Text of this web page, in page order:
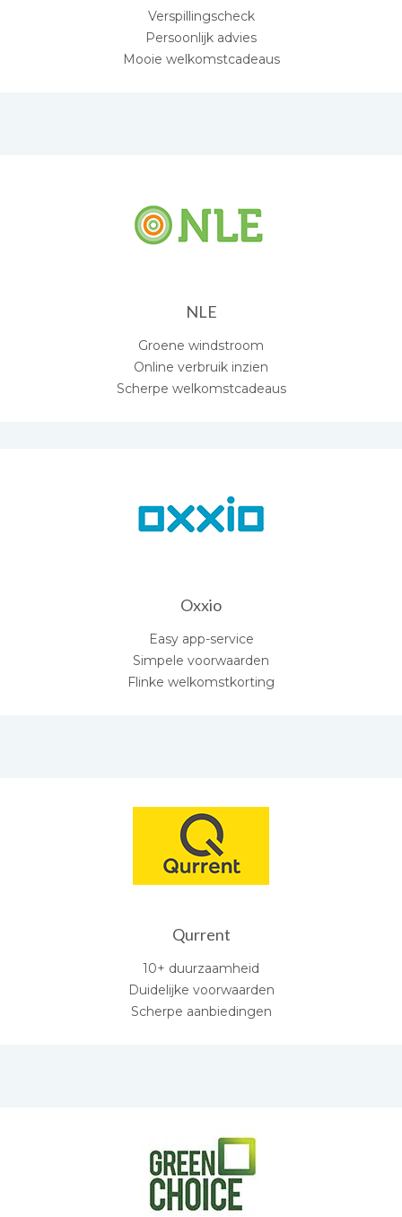
Verspillingscheck
Persoonlijk advies
Mooie welkomstcadeaus
NLE
Groene windstroom
Online verbruik inzien
Scherpe welkomstcadeaus
Oxxio
Easy app-service
Simpele voorwaarden
Flinke welkomstkorting
Qurrent
10+ duurzaamheid
Duidelijke voorwaarden
Scherpe aanbiedingen